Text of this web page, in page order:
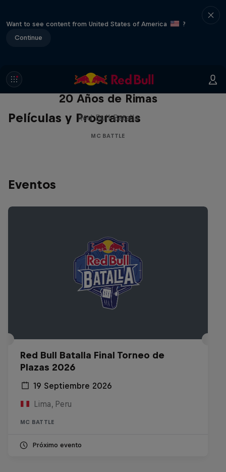
Want to see content from United States of America
?
Continue
Películas y Programas
Red Bull Batalla Nueva Historia:
20 Años de Rimas
Red Bull Batalla
MC BATTLE
Eventos
Red Bull Batalla Final Torneo de
Plazas 2026
19 Septiembre 2026
Lima, Peru
MC BATTLE
Próximo evento